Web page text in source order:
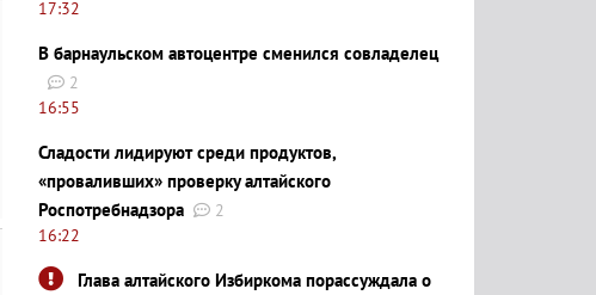
17:32
В барнаульском автоцентре сменился совладелец
2
16:55
Сладости лидируют среди продуктов,
«проваливших» проверку алтайского
Роспотребнадзора
2
16:22
Глава алтайского Избиркома порассуждала о